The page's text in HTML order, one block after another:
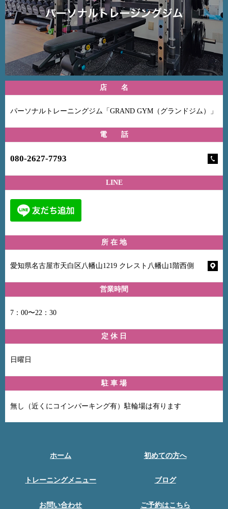
店 名
パーソナルトレーニングジム「GRAND GYM（グランドジム）」
電 話
080-2627-7793
LINE
所 在 地
愛知県名古屋市天白区八幡山1219 クレスト八幡山1階西側
営業時間
7：00〜22：30
定 休 日
日曜日
駐 車 場
無し（近くにコインパーキング有）駐輪場は有ります
ホーム 初めての方へ
トレーニングメニュー ブログ
お問い合わせ ご予約はこちら